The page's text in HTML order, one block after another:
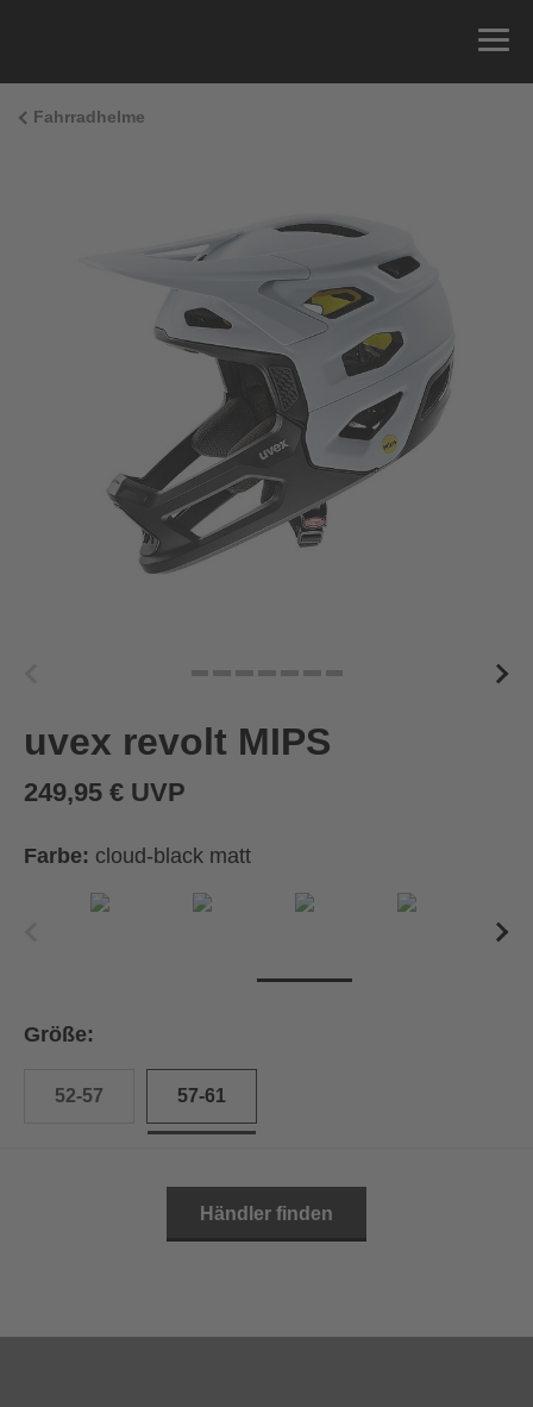
Fahrradhelme
uvex revolt MIPS
249,95 € UVP
Farbe: cloud-black matt
Größe:
52-57 57-61
Händler finden